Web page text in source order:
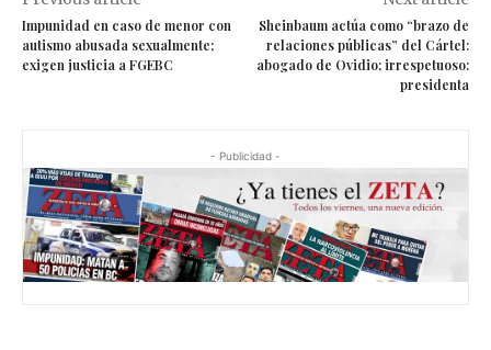
Impunidad en caso de menor con
autismo abusada sexualmente;
exigen justicia a FGEBC
Sheinbaum actúa como “brazo de
relaciones públicas” del Cártel:
abogado de Ovidio; irrespetuoso:
presidenta
- Publicidad -